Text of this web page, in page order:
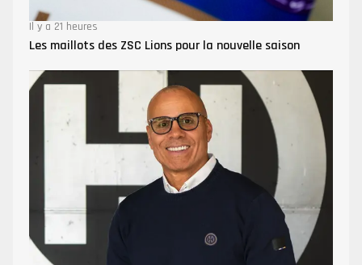
Il y a 21 heures
Les maillots des ZSC Lions pour la nouvelle saison